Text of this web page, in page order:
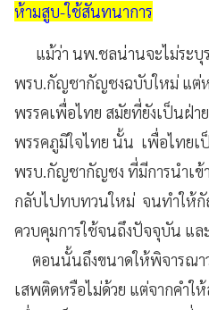
ห้ามสูบ-ใช้สันทนาการ
แม้ว่า นพ.ชลน่านจะไม่ระบุร
พรบ.กัญชากัญชงฉบับใหม่ แต่ห
พรรคเพื่อไทย สมัยที่ยังเป็นฝ่า
พรรคภูมิใจไทย นั้น เพื่อไทยเ
พรบ.กัญชากัญชง ที่มีการนำเข้
กลับไปทบทวนใหม่ จนทำให้กั
ควบคุมการใช้จนถึงปัจจุบัน แล
ตอนนั้นถึงขนาดให้พิจารณา
เสพติดหรือไม่ด้วย แต่จากคำ